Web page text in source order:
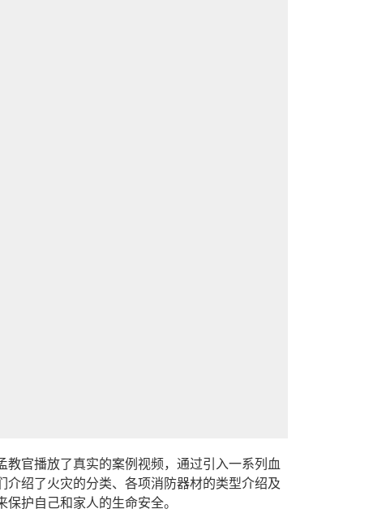
官播放了真实的案例视频，通过引入一系列血
绍了火灾的分类、各项消防器材的类型介绍及
护自己和家人的生命安全。